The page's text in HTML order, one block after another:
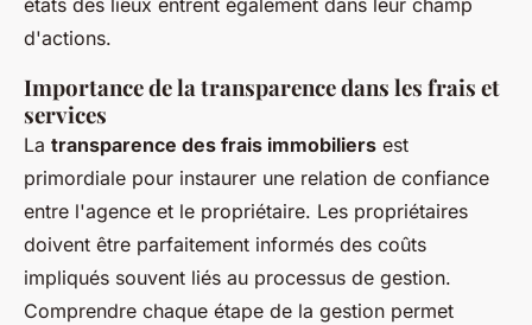
états des lieux entrent également dans leur champ
d'actions.
Importance de la transparence dans les frais et
services
La transparence des frais immobiliers est
primordiale pour instaurer une relation de confiance
entre l'agence et le propriétaire. Les propriétaires
doivent être parfaitement informés des coûts
impliqués souvent liés au processus de gestion.
Comprendre chaque étape de la gestion permet